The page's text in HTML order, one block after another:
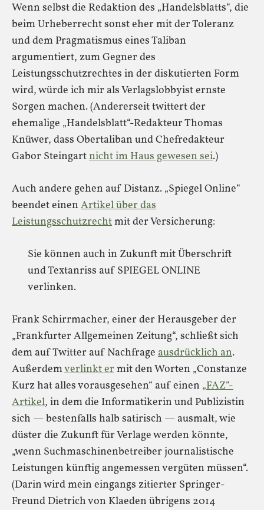
Wenn selbst die Redaktion des „Handelsblatts“, die
beim Urheberrecht sonst eher mit der Toleranz
und dem Pragmatismus eines Taliban
argumentiert, zum Gegner des
Leistungsschutzrechtes in der diskutierten Form
wird, würde ich mir als Verlagslobbyist ernste
Sorgen machen. (Andererseit twittert der
ehemalige „Handelsblatt“-Redakteur Thomas
Knüwer, dass Obertaliban und Chefredakteur
Gabor Steingartnicht im Haus gewesen sei.)
Auch andere gehen auf Distanz. „Spiegel Online“
beendet einen Artikel über das
Leistungsschutzrechtmit der Versicherung:
Sie können auch in Zukunft mit Überschrift
und Textanriss auf SPIEGEL ONLINE
verlinken.
Frank Schirrmacher, einer der Herausgeber der
„Frankfurter Allgemeinen Zeitung“, schließt sich
dem auf Twitter auf Nachfrage ausdrücklich an.
Außerdemverlinkt ermit den Worten „Constanze
Kurz hat alles vorausgesehen“ auf einen „FAZ“-
Artikel, in dem die Informatikerin und Publizistin
sich — bestenfalls halb satirisch — ausmalt, wie
düster die Zukunft für Verlage werden könnte,
„wenn Suchmaschinenbetreiber journalistische
Leistungen künftig angemessen vergüten müssen“.
(Darin wird mein eingangs zitierter Springer-
Freund Dietrich von Klaeden übrigens 2014